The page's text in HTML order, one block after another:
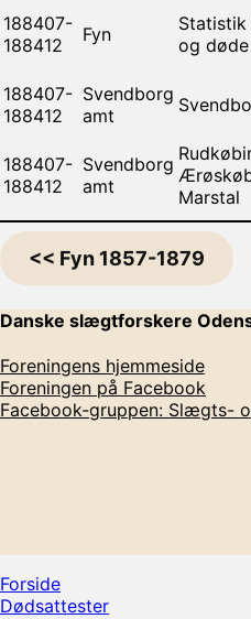
188407-
188412
Fyn
og døde
188407-
188412
Svendborg
amt
188407-
188412
Svendborg
amt
Marstal
<< Fyn 1857-1879
Danske slægtforskere
Foreningens hjemmeside
Foreningen på Facebook
Facebook-gruppen: Slægts-
Rul
op
Forside
Dødsattester